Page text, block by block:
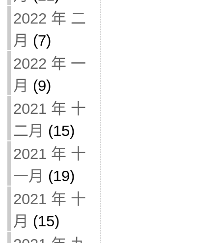
2022 年 二
月 (7)
2022 年 一
月 (9)
2021 年 十
二月 (15)
2021 年 十
一月 (19)
2021 年 十
月 (15)